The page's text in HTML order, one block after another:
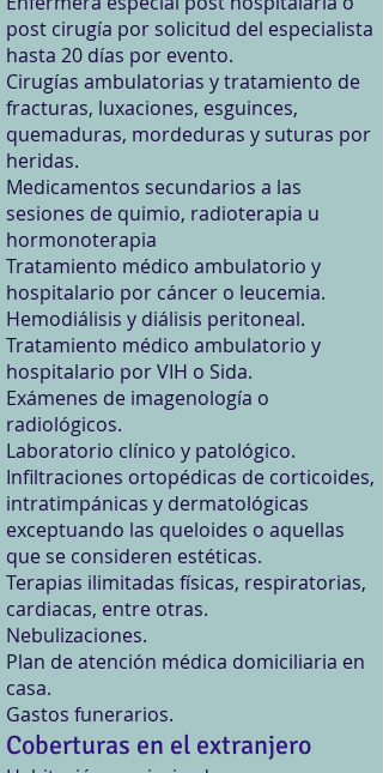
post cirugía por solicitud del especialista
hasta 20 días por evento.​
​Cirugías ambulatorias y tratamiento de
fracturas, luxaciones, esguinces,
quemaduras, mordeduras y suturas por
heridas.
Medicamentos secundarios a las
sesiones de quimio, radioterapia u
hormonoterapia​
Tratamiento médico ambulatorio y
hospitalario por cáncer o leucemia. ​
Hemodiálisis y diálisis peritoneal.
Tratamiento médico ambulatorio y
hospitalario por VIH o Sida.
Exámenes de imagenología o
radiológicos.
Laboratorio clínico y patológico.
Infiltraciones ortopédicas de corticoides,
intratimpánicas y dermatológicas
exceptuando las queloides o aquellas
que se consideren estéticas.
Terapias ilimitadas físicas, respiratorias,
cardiacas, entre otras.
Nebulizaciones.
Plan de atención médica domiciliaria en
casa.
Gastos funera​rios.
Coberturas en el extranjero